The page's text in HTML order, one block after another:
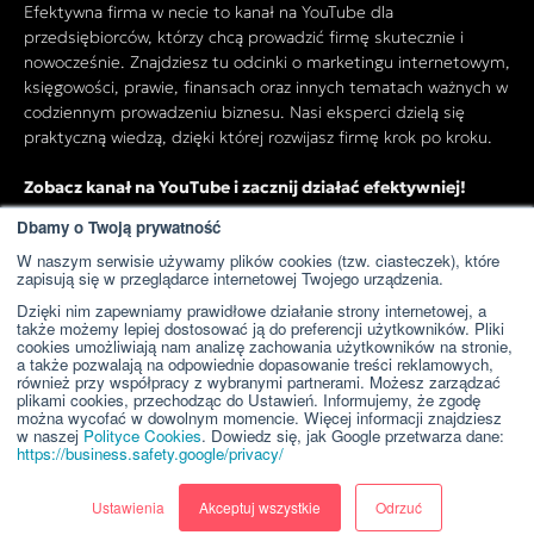
Dbamy o Twoją prywatność
W naszym serwisie używamy plików cookies (tzw. ciasteczek), które
zapisują się w przeglądarce internetowej Twojego urządzenia.
Dzięki nim zapewniamy prawidłowe działanie strony internetowej, a
także możemy lepiej dostosować ją do preferencji użytkowników. Pliki
cookies umożliwiają nam analizę zachowania użytkowników na stronie,
a także pozwalają na odpowiednie dopasowanie treści reklamowych,
również przy współpracy z wybranymi partnerami. Możesz zarządzać
plikami cookies, przechodząc do Ustawień. Informujemy, że zgodę
można wycofać w dowolnym momencie. Więcej informacji znajdziesz
w naszejPolityce Cookies. Dowiedz się, jak Google przetwarza dane:
https://business.safety.google/privacy/
Ustawienia Akceptuj wszystkie Odrzuć
Efektywna firma w necie to kanał na YouTube dla
przedsiębiorców, którzy chcą prowadzić firmę skutecznie i
nowocześnie. Znajdziesz tu odcinki o marketingu internetowym,
księgowości, prawie, finansach oraz innych tematach ważnych w
codziennym prowadzeniu biznesu. Nasi eksperci dzielą się
praktyczną wiedzą, dzięki której rozwijasz firmę krok po kroku.
Zobacz kanał na YouTube i zacznij działać efektywniej!
Przejdź do kanału YouTube
Copyright © 2024 WeNet